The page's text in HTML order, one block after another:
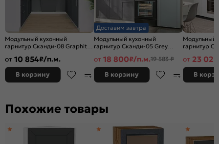
Модульный кухонный
гарнитур Сканди-08 Graphite
от 10 854₽/п.м.
В корзину
Доставим завтра
Модульный кухонный
гарнитур Сканди-05 Grey
2140x1200x600
от 18 800₽/п.м.19 583 ₽
В корзину
Модульный
гарнитур
от 23 025
В
Похожие товары